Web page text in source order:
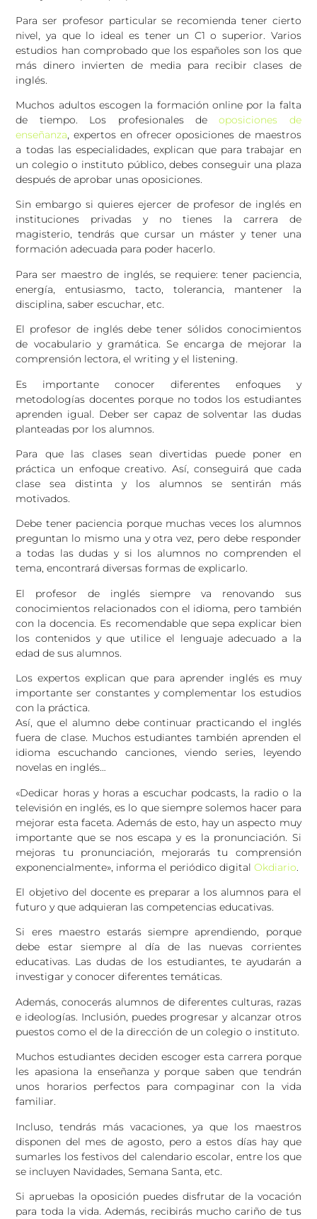
Para ser profesor particular se recomienda tener cierto
nivel, ya que lo ideal es tener un C1 o superior. Varios
estudios han comprobado que los españoles son los que
más dinero invierten de media para recibir clases de
inglés.
Muchos adultos escogen la formación online por la falta
de tiempo. Los profesionales deoposiciones de
enseñanza, expertos en ofrecer oposiciones de maestros
a todas las especialidades, explican que para trabajar en
un colegio o instituto público, debes conseguir una plaza
después de aprobar unas oposiciones.
Sin embargo si quieres ejercer de profesor de inglés en
instituciones privadas y no tienes la carrera de
magisterio, tendrás que cursar un máster y tener una
formación adecuada para poder hacerlo.
Para ser maestro de inglés, se requiere: tener paciencia,
energía, entusiasmo, tacto, tolerancia, mantener la
disciplina, saber escuchar, etc.
El profesor de inglés debe tener sólidos conocimientos
de vocabulario y gramática. Se encarga de mejorar la
comprensión lectora, el writing y el listening.
Es importante conocer diferentes enfoques y
metodologías docentes porque no todos los estudiantes
aprenden igual. Deber ser capaz de solventar las dudas
planteadas por los alumnos.
Para que las clases sean divertidas puede poner en
práctica un enfoque creativo. Así, conseguirá que cada
clase sea distinta y los alumnos se sentirán más
motivados.
Debe tener paciencia porque muchas veces los alumnos
preguntan lo mismo una y otra vez, pero debe responder
a todas las dudas y si los alumnos no comprenden el
tema, encontrará diversas formas de explicarlo.
El profesor de inglés siempre va renovando sus
conocimientos relacionados con el idioma, pero también
con la docencia. Es recomendable que sepa explicar bien
los contenidos y que utilice el lenguaje adecuado a la
edad de sus alumnos.
Los expertos explican que para aprender inglés es muy
importante ser constantes y complementar los estudios
con la práctica.
Así, que el alumno debe continuar practicando el inglés
fuera de clase. Muchos estudiantes también aprenden el
idioma escuchando canciones, viendo series, leyendo
novelas en inglés…
«Dedicar horas y horas a escuchar podcasts, la radio o la
televisión en inglés, es lo que siempre solemos hacer para
mejorar esta faceta. Además de esto, hay un aspecto muy
importante que se nos escapa y es la pronunciación. Si
mejoras tu pronunciación, mejorarás tu comprensión
exponencialmente», informa el periódico digitalOkdiario
El objetivo del docente es preparar a los alumnos para el
futuro y que adquieran las competencias educativas.
Si eres maestro estarás siempre aprendiendo, porque
debe estar siempre al día de las nuevas corrientes
educativas. Las dudas de los estudiantes, te ayudarán a
investigar y conocer diferentes temáticas.
Además, conocerás alumnos de diferentes culturas, razas
e ideologías. Inclusión, puedes progresar y alcanzar otros
puestos como el de la dirección de un colegio o instituto.
Muchos estudiantes deciden escoger esta carrera porque
les apasiona la enseñanza y porque saben que tendrán
unos horarios perfectos para compaginar con la vida
familiar.
Incluso, tendrás más vacaciones, ya que los maestros
disponen del mes de agosto, pero a estos días hay que
sumarles los festivos del calendario escolar, entre los que
se incluyen Navidades, Semana Santa, etc.
Si apruebas la oposición puedes disfrutar de la vocación
para toda la vida. Además, recibirás mucho cariño de tus